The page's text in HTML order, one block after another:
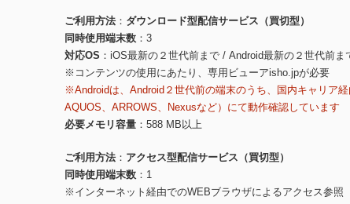
ご利用方法
ダウンロード型配信サービス（買切型）
同時使用端末数
3
対応OS
iOS最新の２世代前まで / Android最新の２世代前ま
※コンテンツの使用にあたり、専用ビューアisho.jpが必要
※Androidは、Android２世代前の端末のうち、国内キャリア
AQUOS、ARROWS、Nexusなど）にて動作確認しています
必要メモリ容量
588 MB以上
ご利用方法
アクセス型配信サービス（買切型）
同時使用端末数
1
※インターネット経由でのWEBブラウザによるアクセス参照